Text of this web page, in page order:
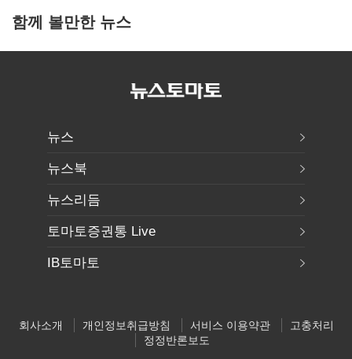
함께 볼만한 뉴스
뉴스
뉴스북
뉴스리듬
토마토증권통 Live
IB토마토
회사소개 개인정보취급방침 서비스 이용약관
고충처리
정정반론보도